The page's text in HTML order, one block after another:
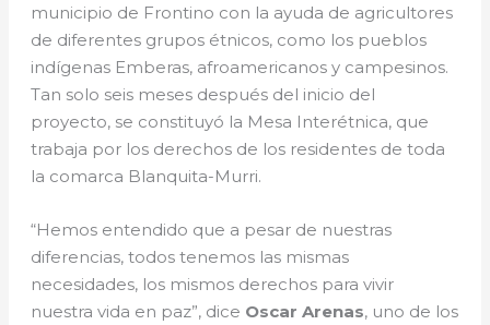
municipio de Frontino con la ayuda de agricultores
de diferentes grupos étnicos, como los pueblos
indígenas Emberas, afroamericanos y campesinos.
Tan solo seis meses después del inicio del
proyecto, se constituyó la Mesa Interétnica, que
trabaja por los derechos de los residentes de toda
la comarca Blanquita-Murri.
“Hemos entendido que a pesar de nuestras
diferencias, todos tenemos las mismas
necesidades, los mismos derechos para vivir
nuestra vida en paz”, dice Oscar Arenas, uno de los